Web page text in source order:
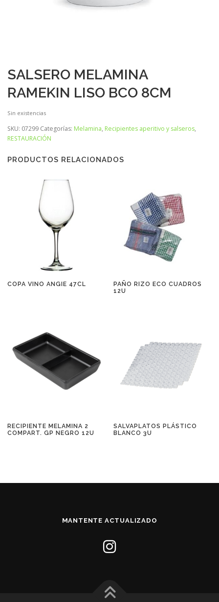
SALSERO MELAMINA
RAMEKIN LISO BCO 8CM
Sin existencias
SKU: 07299 Categorías: Melamina, Recipientes aperitivo y salseros,
RESTAURACIÓN
PRODUCTOS RELACIONADOS
COPA VINO ANGIE 47CL
PAÑO RIZO ECO CUADROS
12U
RECIPIENTE MELAMINA 2
COMPART. GP NEGRO 12U
SALVAPLATOS PLÁSTICO
BLANCO 3U
MANTENTE ACTUALIZADO